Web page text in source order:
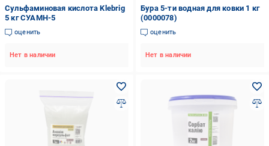
Сульфаминовая кислота Klebrig
5 кг СУАМН-5
оценить
Нет в наличии
Бура 5-ти водная для ковки 1 кг
(0000078)
оценить
Нет в наличии